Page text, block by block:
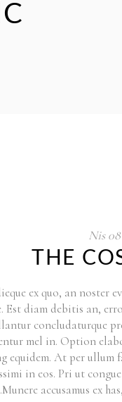
Nis 08
THE
ex quo, an noster
Est diam debitis an,
concludaturque
mel in. Option
equidem. At per
in eos. Pri ut
accusamus ex